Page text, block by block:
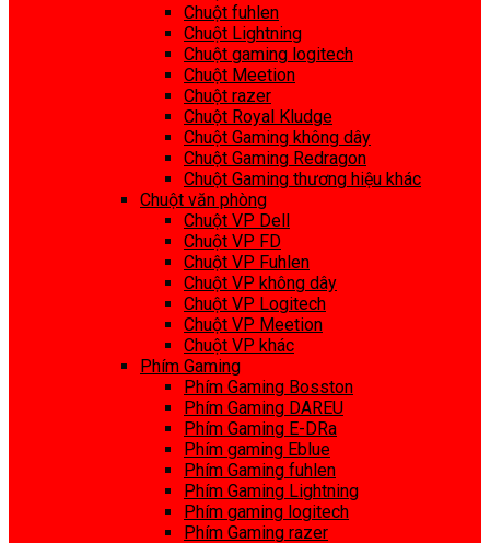
Chuột fuhlen
Chuột Lightning
Chuột gaming logitech
Chuột Meetion
Chuột razer
Chuột Royal Kludge
Chuột Gaming không dây
Chuột Gaming Redragon
Chuột Gaming thương hiệu khác
Chuột văn phòng
Chuột VP Dell
Chuột VP FD
Chuột VP Fuhlen
Chuột VP không dây
Chuột VP Logitech
Chuột VP Meetion
Chuột VP khác
Phím Gaming
Phím Gaming Bosston
Phím Gaming DAREU
Phím Gaming E-DRa
Phím gaming Eblue
Phím Gaming fuhlen
Phím Gaming Lightning
Phím gaming logitech
Phím Gaming razer